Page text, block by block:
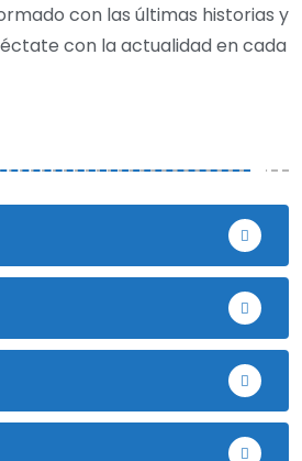
con las últimas historias y
con la actualidad en cada